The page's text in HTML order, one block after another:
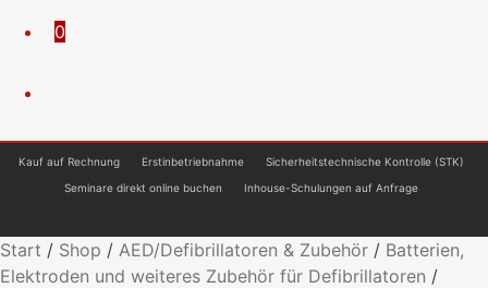
0
Kauf auf Rechnung Erstinbetriebnahme
Sicherheitstechnische Kontrolle (STK)
Seminare direkt online buchen
Inhouse-Schulungen auf Anfrage
Start / Shop / AED/Defibrillatoren & Zubehör / Batterien,
Elektroden und weiteres Zubehör für Defibrillatoren /